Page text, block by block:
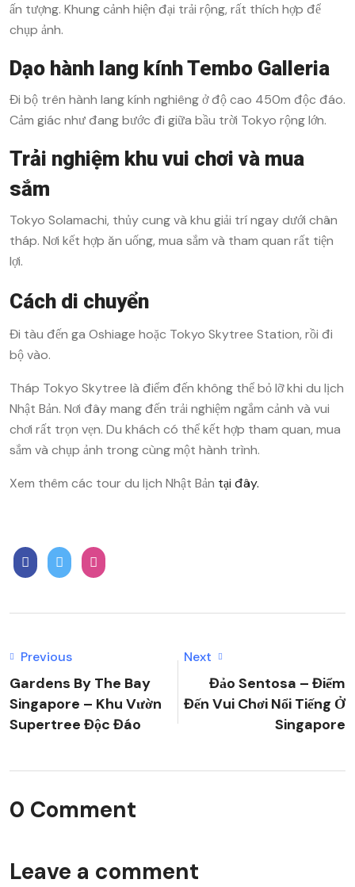
ấn tượng. Khung cảnh hiện đại trải rộng, rất thích hợp để
chụp ảnh.
Dạo hành lang kính Tembo Galleria
Đi bộ trên hành lang kính nghiêng ở độ cao 450m độc đáo.
Cảm giác như đang bước đi giữa bầu trời Tokyo rộng lớn.
Trải nghiệm khu vui chơi và mua
sắm
Tokyo Solamachi, thủy cung và khu giải trí ngay dưới chân
tháp. Nơi kết hợp ăn uống, mua sắm và tham quan rất tiện
lợi.
Cách di chuyển
Đi tàu đến ga Oshiage hoặc Tokyo Skytree Station, rồi đi
bộ vào.
Tháp Tokyo Skytree là điểm đến không thể bỏ lỡ khi du lịch
Nhật Bản. Nơi đây mang đến trải nghiệm ngắm cảnh và vui
chơi rất trọn vẹn. Du khách có thể kết hợp tham quan, mua
sắm và chụp ảnh trong cùng một hành trình.
Xem thêm các tour du lịch Nhật Bản tại đây.
Previous
Gardens By The Bay
Singapore – Khu Vườn
Supertree Độc Đáo
Next
Đảo Sentosa – Điểm
Đến Vui Chơi Nổi Tiếng Ở
Singapore
0 Comment
Leave a comment